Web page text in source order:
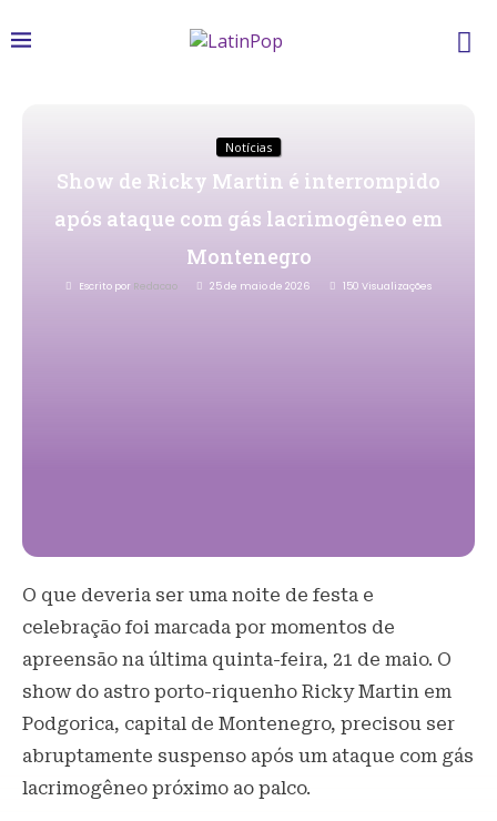
Notícias
Show de Ricky Martin é interrompido
após ataque com gás lacrimogêneo em
Montenegro
Escrito por Redacao 25 de maio de 2026 150 Visualizações
O que deveria ser uma noite de festa e
celebração foi marcada por momentos de
apreensão na última quinta-feira, 21 de maio. O
show do astro porto-riquenho Ricky Martin em
Podgorica, capital de Montenegro, precisou ser
abruptamente suspenso após um ataque com gás
lacrimogêneo próximo ao palco.